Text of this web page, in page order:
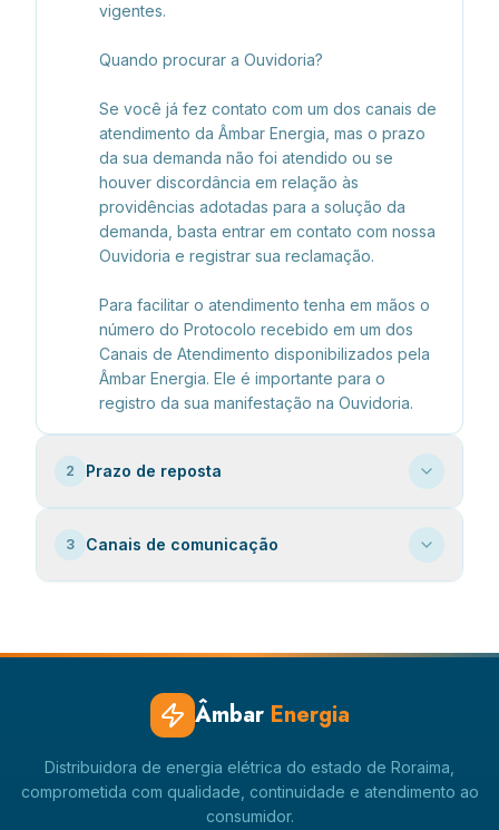
vigentes.
Quando procurar a Ouvidoria?
Se você já fez contato com um dos canais de
atendimento da Âmbar Energia, mas o prazo
da sua demanda não foi atendido ou se
houver discordância em relação às
providências adotadas para a solução da
demanda, basta entrar em contato com nossa
Ouvidoria e registrar sua reclamação.
Para facilitar o atendimento tenha em mãos o
número do Protocolo recebido em um dos
Canais de Atendimento disponibilizados pela
Âmbar Energia. Ele é importante para o
registro da sua manifestação na Ouvidoria.
2 Prazo de reposta
3 Canais de comunicação
Âmbar Energia
Distribuidora de energia elétrica do estado de Roraima,
comprometida com qualidade, continuidade e atendimento ao
consumidor.